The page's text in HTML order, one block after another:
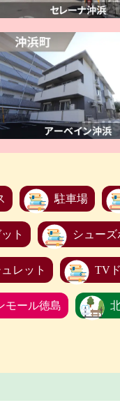
駐車場
ト シューズ
レット TV
モール徳島